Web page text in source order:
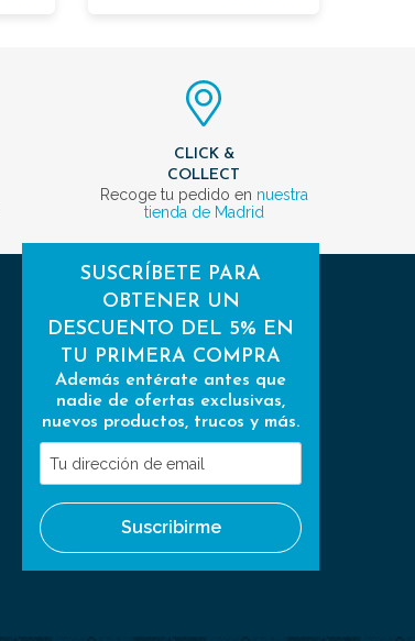
CLICK &
COLLECT
Recoge tu pedido en nuestra
tienda de Madrid
SUSCRÍBETE PARA
OBTENER UN
DESCUENTO DEL 5% EN
TU PRIMERA COMPRA
Además entérate antes que
nadie de ofertas exclusivas,
nuevos productos, trucos y más.
Tu
dirección
de
email
Suscribirme